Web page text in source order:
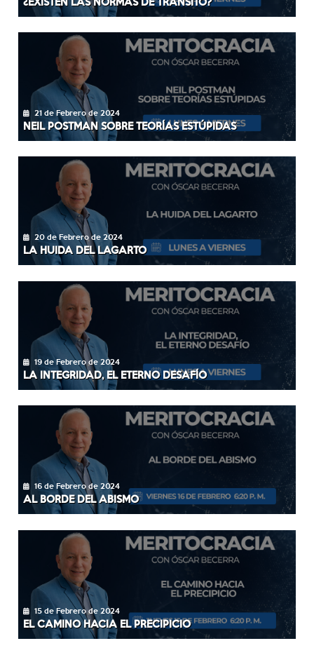
21 de Febrero de 2024
NEIL POSTMAN SOBRE TEORÍAS ESTÚPIDAS
20 de Febrero de 2024
LA HUIDA DEL LAGARTO
19 de Febrero de 2024
LA INTEGRIDAD, EL ETERNO DESAFÍO
16 de Febrero de 2024
AL BORDE DEL ABISMO
15 de Febrero de 2024
EL CAMINO HACIA EL PRECIPICIO